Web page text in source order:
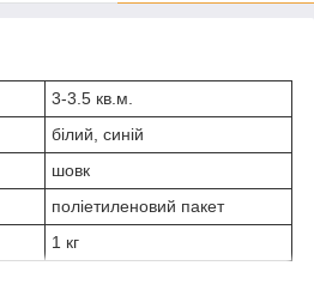
3-3.5 кв.м.
білий, синій
шовк
поліетиленовий пакет
1 кг